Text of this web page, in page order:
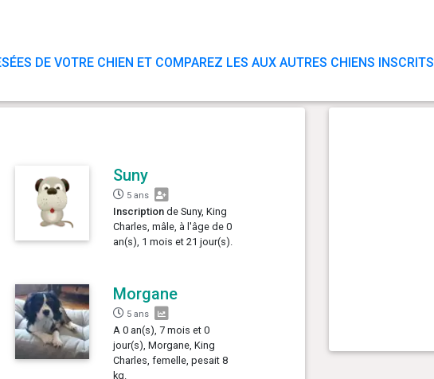
DE VOTRE CHIEN ET COMPAREZ LES AUX AUTRES CHIENS INSCRITS
Suny
5 ans
Inscription de Suny, King
Charles, mâle, à l'âge de 0
an(s), 1 mois et 21 jour(s).
Morgane
5 ans
A 0 an(s), 7 mois et 0
jour(s), Morgane, King
Charles, femelle, pesait 8
kg.